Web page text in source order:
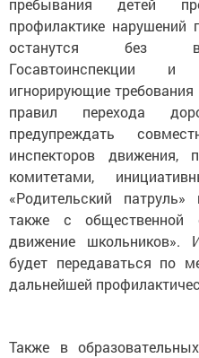
пребывания детей
профилактике нарушений
останутся без
Госавтоинспекции и
игнорирующие
правил перехода
предупреждать
инспекторов движения,
комитетами,
«Родительский
также с общественной
движение школьников».
будет передаваться по
дальнейшей
Также в